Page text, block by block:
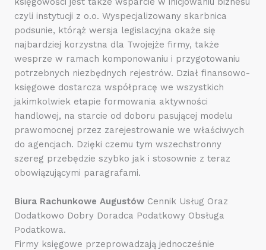
czyli instytucji z o.o. Wyspecjalizowany skarbnica
podsunie, którąż wersja legislacyjna okaże się
najbardziej korzystna dla Twojejże firmy, także
wesprze w ramach komponowaniu i przygotowaniu
potrzebnych niezbędnych rejestrów. Dział finansowo-
księgowe dostarcza współpracę we wszystkich
jakimkolwiek etapie formowania aktywności
handlowej, na starcie od doboru pasującej modelu
prawomocnej przez zarejestrowanie we właściwych
do agencjach. Dzięki czemu tym wszechstronny
szereg przebędzie szybko jak i stosownie z teraz
obowiązującymi paragrafami.
Biura Rachunkowe Augustów Cennik Usług Oraz
Dodatkowo Dobry Doradca Podatkowy Obsługa
Podatkowa.
Firmy księgowe przeprowadzają jednocześnie